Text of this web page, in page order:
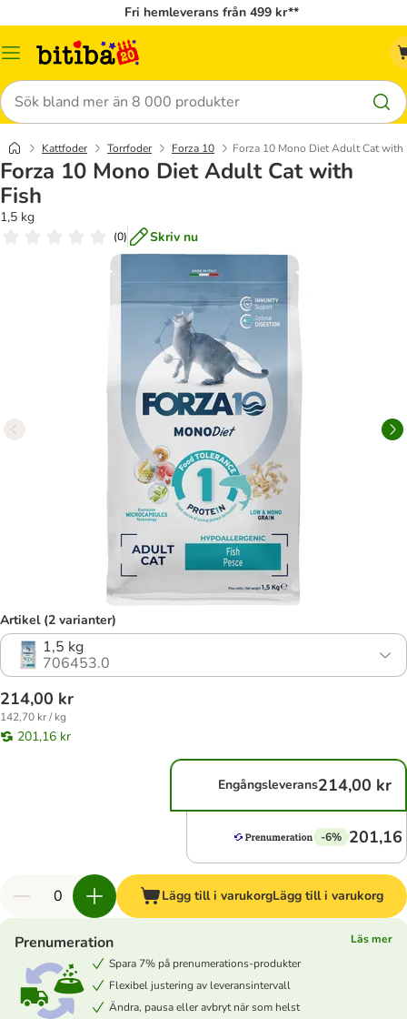
Fri hemleverans från 499 kr**
Meny
Sök
Kattfoder Torrfoder Forza 10 Forza 10 Mono Diet Adult Cat with
Forza 10 Mono Diet Adult Cat with
Fish
1,5 kg
(0) Skriv nu
Artikel (2 varianter)
1,5 kg
706453.0
214,00 kr
142,70 kr / kg
201,16 kr
Engångsleverans214,00 kr
-6% 201,16
Lägg till i varukorgLägg till i varukorg
Prenumeration
Läs mer
Spara 7% på prenumerations-produkter
Flexibel justering av leveransintervall
Ändra, pausa eller avbryt när som helst